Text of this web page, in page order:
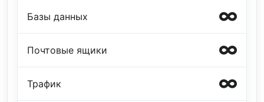
Базы данных
Почтовые ящики
Трафик